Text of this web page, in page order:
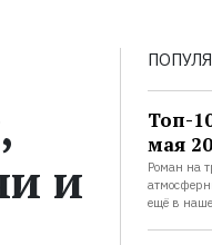
и
Топ-
мая
Роман на
ещё в